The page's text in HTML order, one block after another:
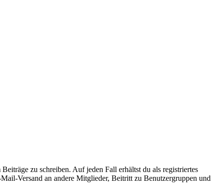
zu schreiben. Auf jeden Fall erhältst du als registriertes
Versand an andere Mitglieder, Beitritt zu Benutzergruppen und